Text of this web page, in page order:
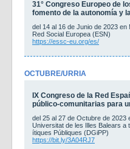
31° Congreso Europeo de
fomento de la autonomía y
del 14 al 16 de Junio de 2023 en
Red Social Europea (ESN)
https://essc-eu.org/es/
OCTUBRE/URRIA
IX Congreso de la Red
público-comunitarias para
del 25 al 27 de Octubre de 2023
Universitat de les Illes Balears a
ítiques Públiques (DGiPP)
https://bit.ly/3A04RJ7